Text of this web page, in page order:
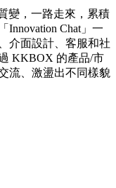
變，一路走來，累積
Innovation Chat」一
介面設計、客服和社
KKBOX 的產品/市
流、激盪出不同樣貌